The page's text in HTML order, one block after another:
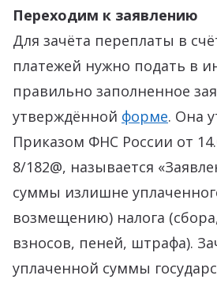
Переходим к заявлению
Для зачёта переплаты в
платежей нужно подать в
правильно заполненное
утверждённой форме. Она
Приказом ФНС России от
8/182@, называется
суммы излишне
возмещению) налога
взносов, пеней, штрафа).
уплаченной суммы